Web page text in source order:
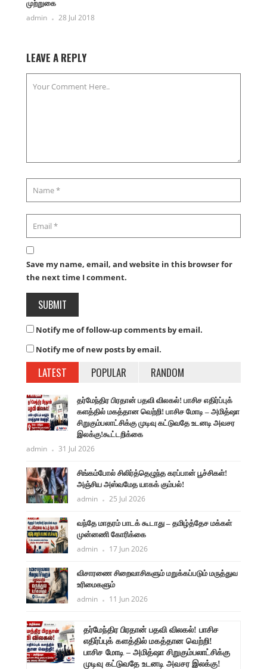
முற்றுகை
admin 28 Jul 2018
LEAVE A REPLY
Save my name, email, and website in this browser for
the next time I comment.
Notify me of follow-up comments by email.
Notify me of new posts by email.
LATEST POPULAR RANDOM
தர்மேந்திர பிரதான் பதவி விலகல்! பாசிச எதிர்ப்புக்
களத்தில் மகத்தான வெற்றி! பாசிச மோடி – அமித்ஷா
சிறுகும்பலாட்சிக்கு முடிவு கட்டுவதே உடனடி அவசர
இலக்கு!கூட்டறிக்கை
admin 31 Jul 2026
சிங்கம்போல் சிலிர்த்தெழுந்த கரப்பான் பூச்சிகள்!
அஞ்சிய அஸ்வமேத யாகக் கும்பல்!
admin 25 Jul 2026
வந்தே மாதரம் பாடக் கூடாது – தமிழ்த்தேச மக்கள்
முன்னணி கோரிக்கை
admin 17 Jun 2026
விசாரணை சிறைவாசிகளும் மறுக்கப்படும் மருத்துவ
உரிமைகளும்
admin 11 Jun 2026
தர்மேந்திர பிரதான் பதவி விலகல்! பாசிச
எதிர்ப்புக் களத்தில் மகத்தான வெற்றி!
பாசிச மோடி – அமித்ஷா சிறுகும்பலாட்சிக்கு
முடிவு கட்டுவதே உடனடி அவசர இலக்கு!